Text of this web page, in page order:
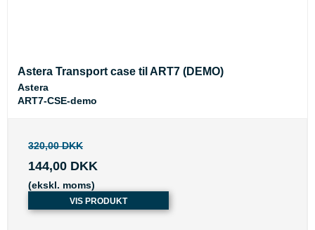
Astera Transport case til ART7 (DEMO)
Astera
ART7-CSE-demo
320,00 DKK
144,00 DKK
(ekskl. moms)
VIS PRODUKT